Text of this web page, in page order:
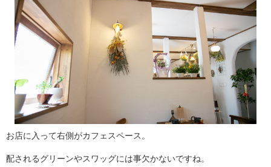
お店に入って右側がカフェスペース。
配されるグリーンやスワッグには事欠かないですね。